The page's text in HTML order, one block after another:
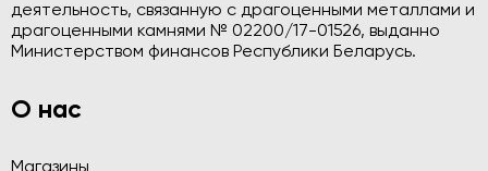
деятельность, связанную с драгоценными металлами и
драгоценными камнями № 02200/17-01526, выданно
Министерством финансов Республики Беларусь.
О нас
Магазины